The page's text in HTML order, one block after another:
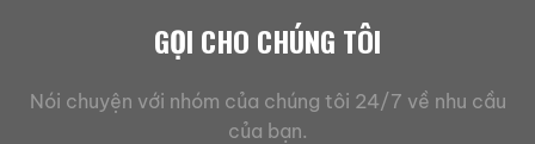
GỌI CHO CHÚNG TÔI
Nói chuyện với nhóm của chúng tôi 24/7 về nhu cầu
của bạn.